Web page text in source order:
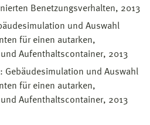
Benetzungsverhalten, 2013
und Auswahl
für einen autarken,
Aufenthaltscontainer, 2013
Gebäudesimulation und Auswahl
für einen autarken,
Aufenthaltscontainer, 2013